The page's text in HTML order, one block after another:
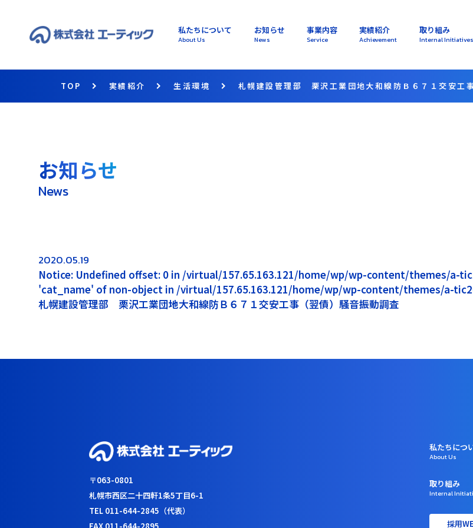
私たちについて
About Us
お知らせ
News
事業内容
Service
実績紹介
Achievement
取り組み
Internal Initiatives
TOP 実績紹介 生活環境 札幌建設管理部 栗沢工業団地大和線防Ｂ６７１交安工
お知らせ
News
2020.05.19
Notice: Undefined offset: 0 in /virtual/157.65.163.121/home/wp/wp-content/themes/a-
'cat_name' of non-object in /virtual/157.65.163.121/home/wp/wp-content/themes/a-
札幌建設管理部 栗沢工業団地大和線防Ｂ６７１交安工事（翌債）騒音振動調査
私たちにつ
About Us
取り組み
Internal
採用
〒063-0801
札幌市西区二十四軒1条5丁目6-1
TEL 011-644-2845（代表）